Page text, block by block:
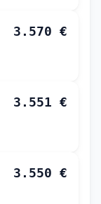
3.570 €
3.551 €
3.550 €